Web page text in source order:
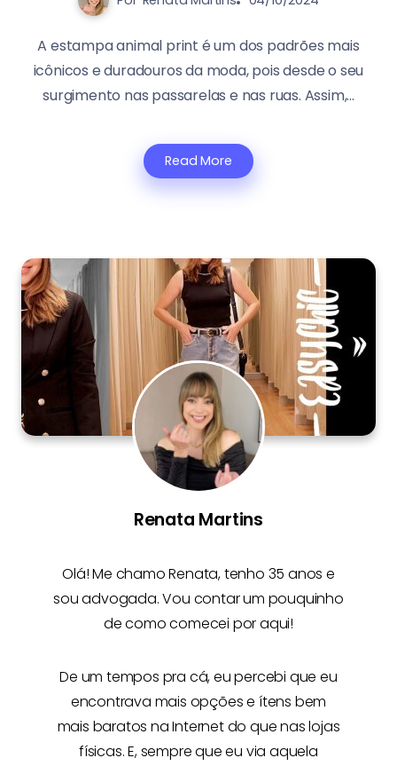
A estampa animal print é um dos padrões mais
icônicos e duradouros da moda, pois desde o seu
surgimento nas passarelas e nas ruas. Assim,...
Read More
Renata Martins
Olá! Me chamoRenata, tenho 35 anos e
sou advogada. Vou contar um pouquinho
de como comecei por aqui!
De um tempos pra cá, eu percebi que eu
encontrava mais opções e ítens bem
mais baratos na Internetdo que nas lojas
físicas. E, sempre que eu via aquela